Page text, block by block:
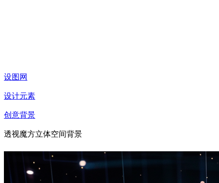
设图网
设计元素
创意背景
透视魔方立体空间背景